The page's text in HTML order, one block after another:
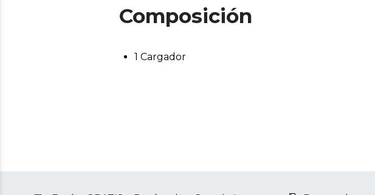
Composición
1 Cargador